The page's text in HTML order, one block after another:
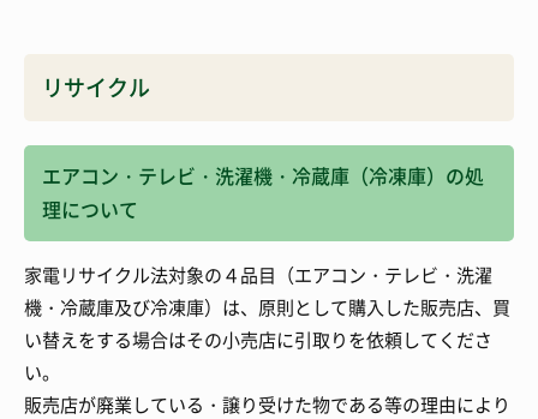
リサイクル
エアコン・テレビ・洗濯機・冷蔵庫（冷凍庫）の処
理について
家電リサイクル法対象の４品目（エアコン・テレビ・洗濯
機・冷蔵庫及び冷凍庫）は、原則として購入した販売店、買
い替えをする場合はその小売店に引取りを依頼してくださ
い。
販売店が廃業している・譲り受けた物である等の理由により